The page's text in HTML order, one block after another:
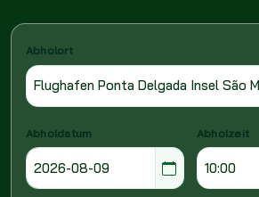
Abholort
Abholdatum Abholzeit